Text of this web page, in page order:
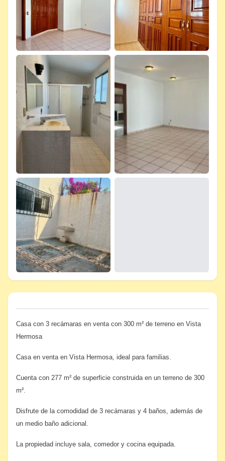
Casa con 3 recámaras en venta con 300 m² de terreno en Vista
Hermosa
Casa en venta en Vista Hermosa, ideal para familias.
Cuenta con 277 m² de superficie construida en un terreno de 300
m².
Disfrute de la comodidad de 3 recámaras y 4 baños, además de
un medio baño adicional.
La propiedad incluye sala, comedor y cocina equipada.